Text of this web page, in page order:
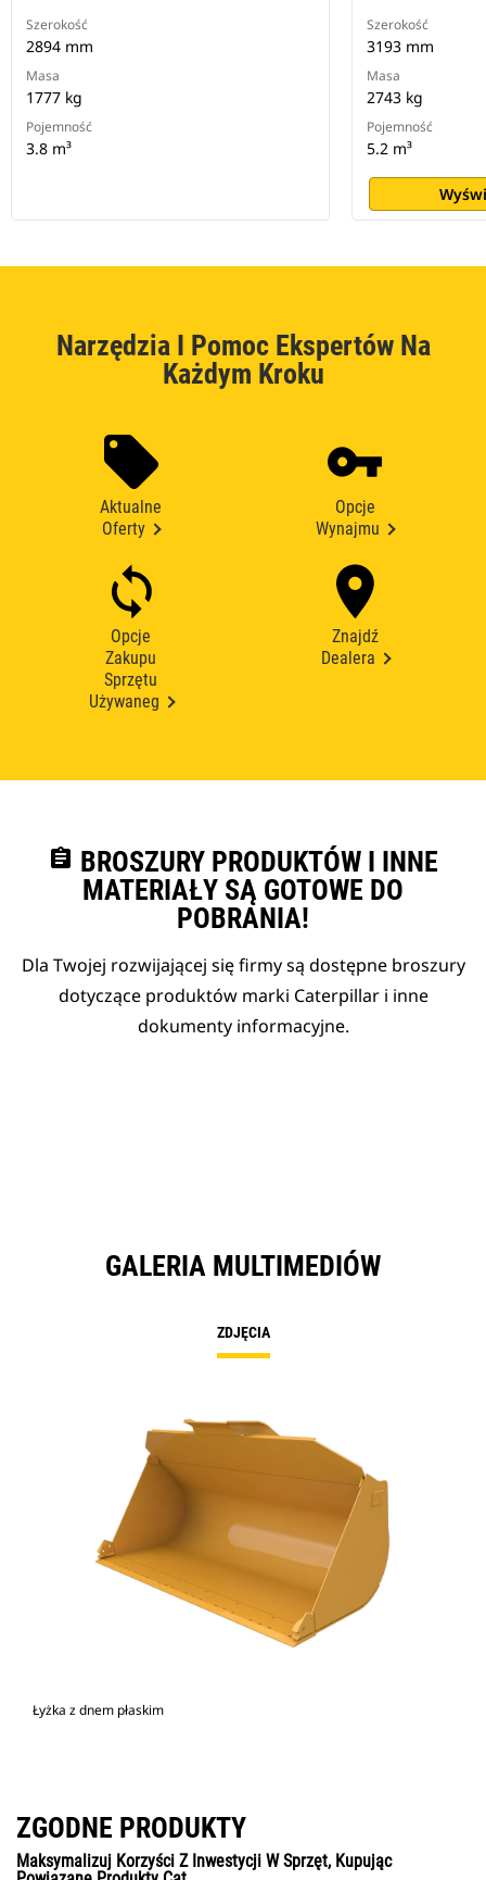
Szerokość
2894 mm
Masa
1777 kg
Pojemność
3.8 m³
Szerokość
3193 mm
Masa
2743 kg
Pojemność
5.2 m³
Narzędzia I Pomoc Ekspertów Na
Każdym Kroku
Aktualne
Oferty
Opcje
Wynajmu
Opcje
Zakupu
Sprzętu
Używaneg
Znajdź
Dealera
assignment BROSZURY PRODUKTÓW I INNE
MATERIAŁY SĄ GOTOWE DO
POBRANIA!
Dla Twojej rozwijającej się firmy są dostępne broszury
dotyczące produktów marki Caterpillar i inne
dokumenty informacyjne.
GALERIA MULTIMEDIÓW
ZDJĘCIA
Łyżka z dnem płaskim
ZGODNE PRODUKTY
Maksymalizuj Korzyści Z Inwestycji W Sprzęt, Kupując